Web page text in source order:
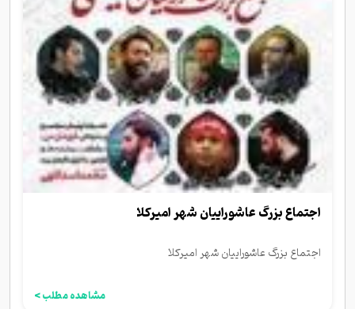
اجتماع بزرگ عاشوراییان شهر امیرکلا
اجتماع بزرگ عاشوراییان شهر امیرکلا
مشاهده مطلب >